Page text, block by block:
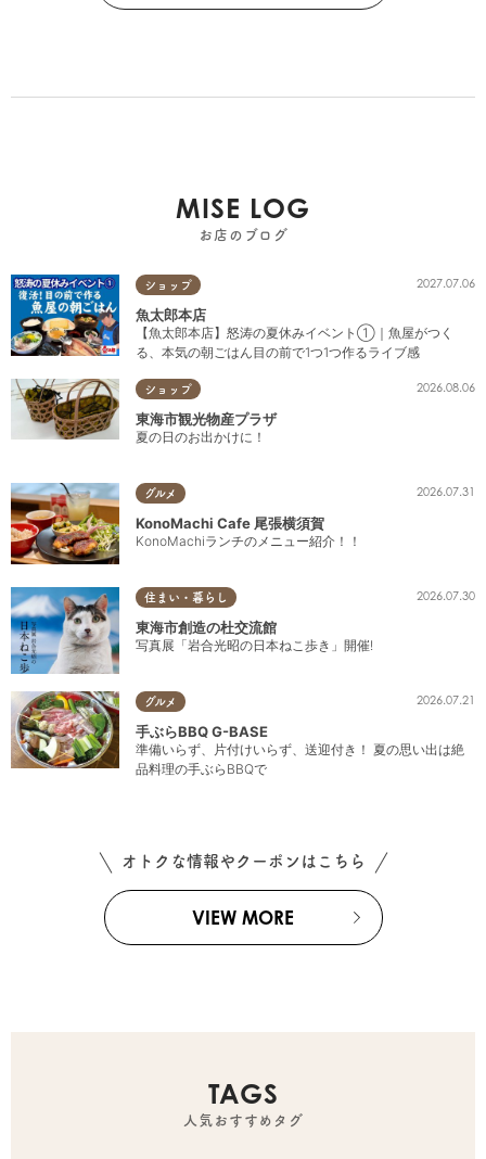
MISE LOG
お店のブログ
ショップ 2027.07.06
魚太郎本店
【魚太郎本店】怒涛の夏休みイベント①｜魚屋がつく
る、本気の朝ごはん目の前で1つ1つ作るライブ感
ショップ 2026.08.06
東海市観光物産プラザ
夏の日のお出かけに！
グルメ 2026.07.31
KonoMachi Cafe 尾張横須賀
KonoMachiランチのメニュー紹介！！
住まい・暮らし 2026.07.30
東海市創造の杜交流館
写真展「岩合光昭の日本ねこ歩き」開催!
グルメ 2026.07.21
手ぶらBBQ G-BASE
準備いらず、片付けいらず、送迎付き！ 夏の思い出は絶
品料理の手ぶらBBQで
オトクな情報やクーポンはこちら
VIEW MORE
TAGS
人気おすすめタグ